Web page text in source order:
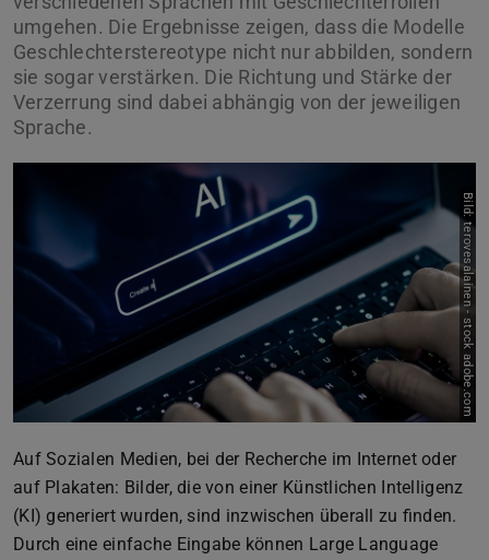
umgehen. Die Ergebnisse zeigen, dass die Modelle
Geschlechterstereotype nicht nur abbilden, sondern
sie sogar verstärken. Die Richtung und Stärke der
Verzerrung sind dabei abhängig von der jeweiligen
Sprache.
Bild: terovesalainen - stock adobe.com
Auf Sozialen Medien, bei der Recherche im Internet oder
auf Plakaten: Bilder, die von einer Künstlichen Intelligenz
(KI) generiert wurden, sind inzwischen überall zu finden.
Durch eine einfache Eingabe können Large Language